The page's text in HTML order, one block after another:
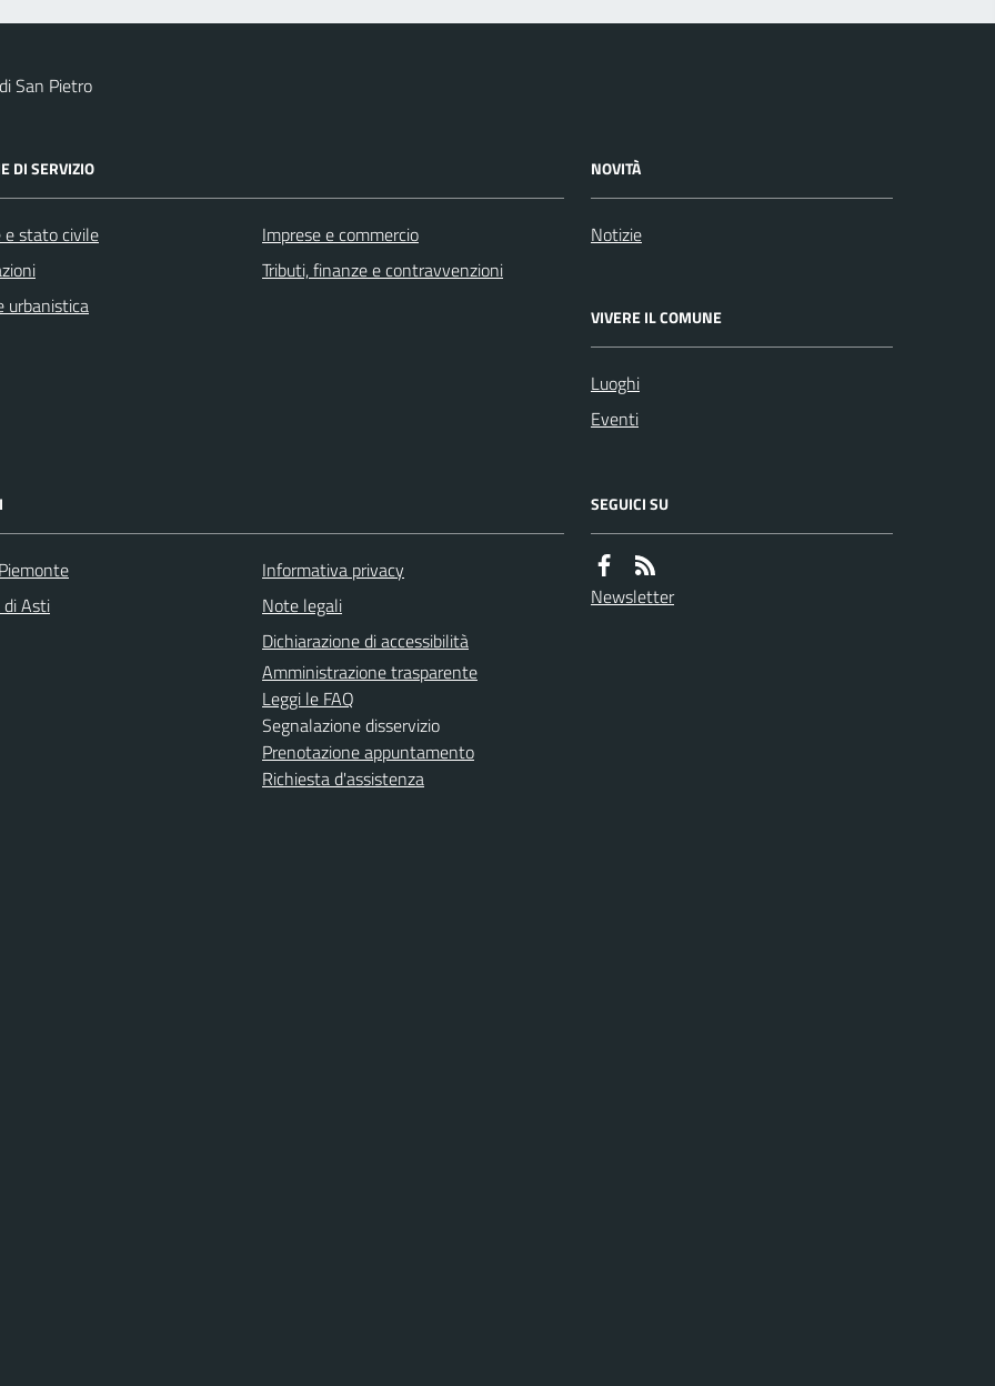
San Pietro
DI SERVIZIO
e stato civile
urbanistica
Imprese e commercio
Tributi, finanze e contravvenzioni
NOVITÀ
Notizie
VIVERE IL COMUNE
Luoghi
Eventi
di Asti
Informativa privacy
Note legali
Dichiarazione di accessibilità
Amministrazione trasparente
Leggi le FAQ
Segnalazione disservizio
Prenotazione appuntamento
Richiesta d'assistenza
SEGUICI SU
Newsletter